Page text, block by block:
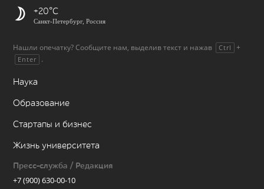
+20
Санкт-Петербург, Россия
Нашли опечатку? Сообщите нам, выделив текст и нажав Ctrl +
Enter .
Наука
Образование
Стартапы и бизнес
Жизнь университета
Пресс-служба / Редакция
+7 (900) 630-00-10